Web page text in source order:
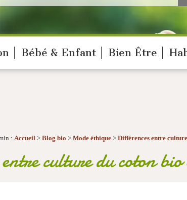
Bébé & Enfant Bien Être
: Accueil > Blog bio > Mode éthique > Différences entre
culture du coton